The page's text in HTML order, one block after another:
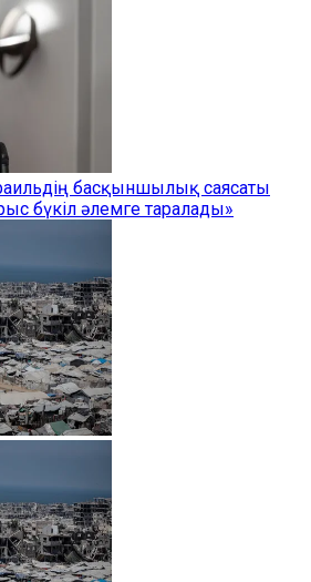
басқыншылық саясаты
бүкіл әлемге таралады»